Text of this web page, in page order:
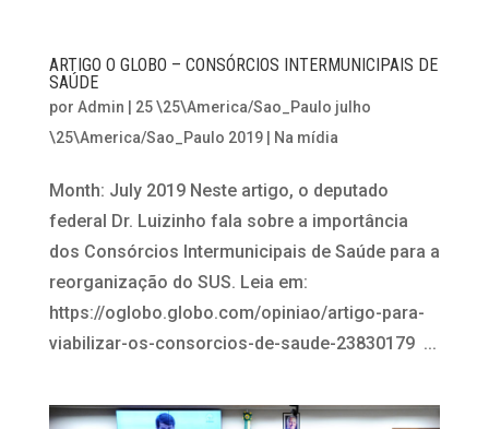
ARTIGO O GLOBO – CONSÓRCIOS INTERMUNICIPAIS DE
SAÚDE
por Admin
25 \25\America/Sao_Paulo julho
\25\America/Sao_Paulo 2019| Na mídia
Month: July 2019 Neste artigo, o deputado
federal Dr. Luizinho fala sobre a importância
dos Consórcios Intermunicipais de Saúde para a
reorganização do SUS. Leia em:
https://oglobo.globo.com/opiniao/artigo-para-
viabilizar-os-consorcios-de-saude-23830179 ...